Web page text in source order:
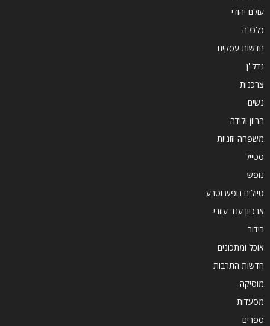
עולם יהודי
כלכלה
חדשות עסקים
נדל''ן
צרכנות
נשים
הריון ולידה
משפחה וזוגיות
סטייל
נופש
טיולים נופש וטבע
ארכיון ענר עוזרי
בידור
אוכל ומתכונים
חדשות התרבות
מוסיקה
מסעדות
ספרים